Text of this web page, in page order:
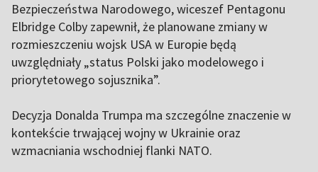
Bezpieczeństwa Narodowego, wiceszef Pentagonu
Elbridge Colby zapewnił, że planowane zmiany w
rozmieszczeniu wojsk USA w Europie będą
uwzględniały „status Polski jako modelowego i
priorytetowego sojusznika”.
Decyzja Donalda Trumpa ma szczególne znaczenie w
kontekście trwającej wojny w Ukrainie oraz
wzmacniania wschodniej flanki NATO.